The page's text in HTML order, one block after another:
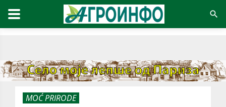
MOĆ PRIRODE